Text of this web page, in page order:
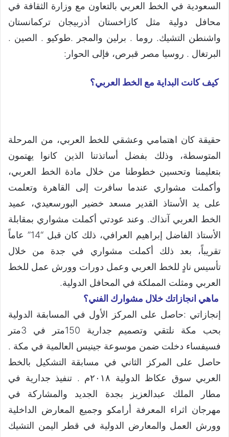
السعودية في الخط العربي بالتعاون مع وزارة الثقافة في
محافل دولية مثل كازاخستان أذربيجان تركمانستان
واشنطن التشيك. روما . برلين والمجر .طوكيو . الصين .
البرتغال . روسيا مصر قبرص، فإلى الحوار:
كيف كانت البداية مع الخط العربي؟
حقيقة كان اهتمامي وعشقي للخط العربي، من المرحلة
المتوسطة، وذلك بفضل أساتذتنا الذين كانوا يهتمون
بتعليمنا وتحسين خطوطنا من خلال مادة الخط العربي،
وأكملت مشواري عندما سافرت إلى القاهرة وتعلمت
على يد الأستاذ القدير مسعد خضير البورسعيدي، عميد
الخط العربي آنذاك. وعند عودتي أكملت مشواري بمقابلة
الأستاذ الفاضل إبراهيم العرافي، ذلك كان قبل “14” عاماً
تقريباً، بعد ذلك أكملت مشواري في جدة من خلال
تأسيس نادٍ للخط العربي وعمل دورات وورش عمل للخط
العربي ومثلت المملكة في المحافل الدولية.
ماهي انجازاتك خلال مشوارك الفني؟
إنجازاتي :حاصل على المركز الأول في المسابقة الدولية
بحب مكة نلتقي وتصميم جدارية 150متر في 3متر
فسيفساء دخلت ضمن موسوعة جينيس العالمية في مكة .
حاصل على المركز الثاني في مسابقة التشكيل بالخط
العربي سوق عكاظ الدولية ٢٠١٨م . تنفيذ جدارية في
مطار الملك عبدالعزيز بجدة الجديد والمشاركة في
مهرجان اثراء المعرفة أرامكو وجميع المعارض الداخلية
وورش العمل والمعارض الدولية في قطر اليمن التشيك